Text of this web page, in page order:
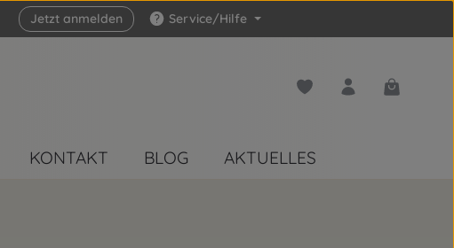
Jetzt anmelden Service/Hilfe
Du hast 0 Produkte auf
KONTAKT BLOG AKTUELLES